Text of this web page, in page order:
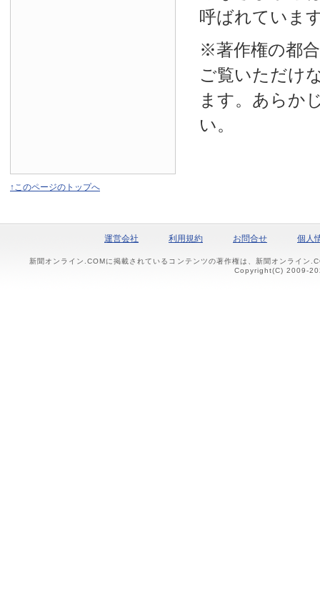
呼ばれていま
※著作権の都
ご覧いただけ
ます。あらか
い。
↑このページのトップへ
運営会社 利用規約 お問合せ 個人
新聞オンライン.COMに掲載されているコンテンツの著作権は、新聞オンライン
Copyright(C) 2009-